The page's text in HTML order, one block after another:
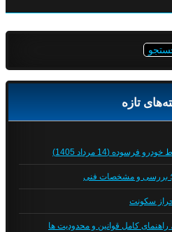
تازه
(14 مرداد 1405)
سکونت
کامل قوانین و محدودیت ها